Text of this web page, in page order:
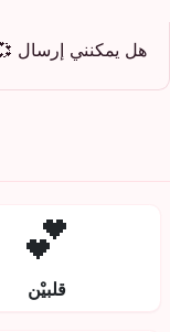
هل يمكنني إرسال
💕
قلبيْن